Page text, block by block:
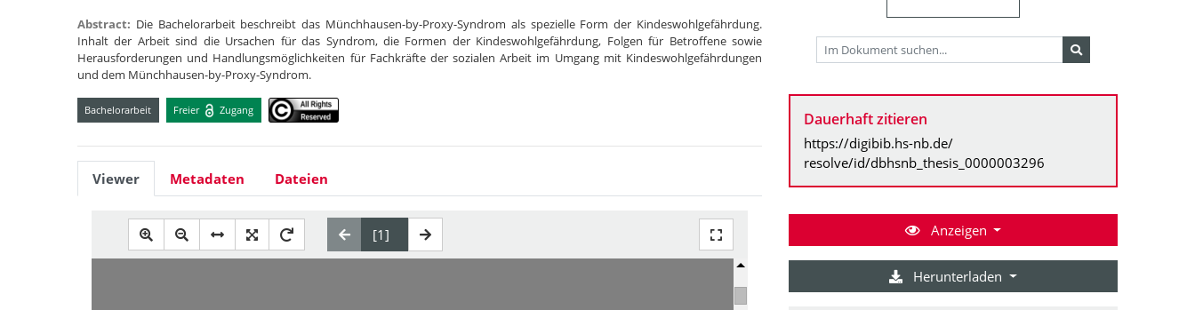
Abstract: Die Bachelorarbeit beschreibt das Münchhausen-by-Proxy-Syndrom als spezielle Form der Kindeswohlgefährdung.
Inhalt der Arbeit sind die Ursachen für das Syndrom, die Formen der Kindeswohlgefährdung, Folgen für Betroffene sowie
Herausforderungen und Handlungsmöglichkeiten für Fachkräfte der sozialen Arbeit im Umgang mit Kindeswohlgefährdungen
und dem Münchhausen-by-Proxy-Syndrom.
Bachelorarbeit Freier Zugang
Viewer Metadaten Dateien
Dauerhaft zitieren
https://digibib.hs-nb.de/
resolve/id/dbhsnb_thesis_0000003296
Anzeigen
Herunterladen